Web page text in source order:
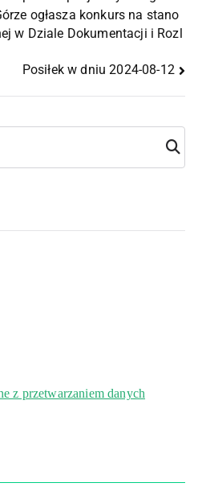
ogłasza konkurs na stano
w Dziale Dokumentacji i Rozl
Posiłek w dniu 2024-08-12
Szuka
j
z przetwarzaniem danych